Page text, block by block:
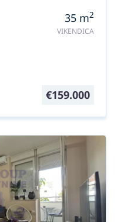
35 m2
VIKENDICA
€159.000